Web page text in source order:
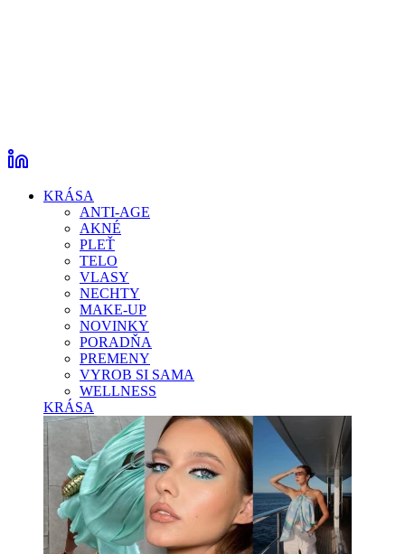
KRÁSA
ANTI-AGE
AKNÉ
PLEŤ
TELO
VLASY
NECHTY
MAKE-UP
NOVINKY
PORADŇA
PREMENY
VYROB SI SAMA
WELLNESS
KRÁSA